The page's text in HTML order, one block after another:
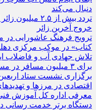
دنبال می‌کند
تردد بیش از
خروج آخرین زائر
ترویج فرهنگ عاشورایی در
کتاب» در موکب مرکزی
برای ۳ میلیون مسافر در مسیر مهران
برگزاری نشست ستاد
اقتصادی در مرزها و
معرفی اداره کل آموزش
دستگاه برتر خدمت‌ رسانی